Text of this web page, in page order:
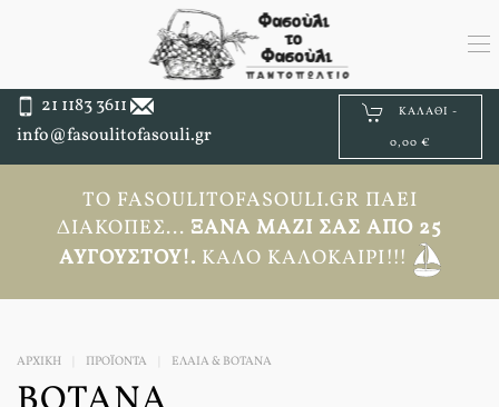
21 1183 3611
info@fasoulitofasouli.gr
ΚΑΛΆΘΙ -
0,00 €
ΤΟ FASOULITOFASOULI.GR ΠΆΕΙ
ΔΙΑΚΟΠΈΣ... ΞΑΝΆ ΜΑΖΊ ΣΑΣ ΑΠΟ 25
ΑΥΓΟΎΣΤΟΥ!. ΚΑΛΌ ΚΑΛΟΚΑΊΡΙ!!!
ΑΡΧΙΚΉ ΠΡΟΪΟΝΤΑ ΕΛΑΙΑ & ΒΟΤΑΝΑ